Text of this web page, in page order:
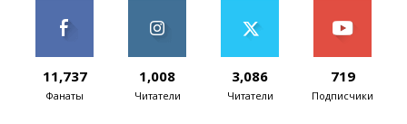
11,737
Фанаты
1,008
Читатели
3,086
Читатели
719
Подписчики